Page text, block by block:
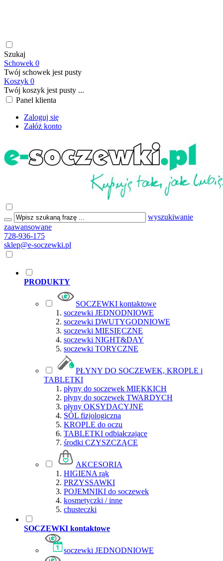
Szukaj
Schowek 0
Twój schowek jest pusty
Koszyk 0
Twój koszyk jest pusty ...
Panel klienta
Zaloguj się
Załóż konto
wyszukiwanie
zaawansowane
728-936-175
sklep@e-soczewki.pl
PRODUKTY
SOCZEWKI kontaktowe
soczewki JEDNODNIOWE
soczewki DWUTYGODNIOWE
soczewki MIESIĘCZNE
soczewki NIGHT&DAY
soczewki TORYCZNE
PŁYNY DO SOCZEWEK, KROPLE i
TABLETKI
płyny do soczewek MIĘKKICH
płyny do soczewek TWARDYCH
płyny OKSYDACYJNE
SÓL fizjologiczna
KROPLE do oczu
TABLETKI odbiałczajace
środki CZYSZCZĄCE
AKCESORIA
HIGIENA rąk
PRZYSSAWKI
POJEMNIKI do soczewek
kosmetyczki / inne
chusteczki
SOCZEWKI kontaktowe
soczewki JEDNODNIOWE